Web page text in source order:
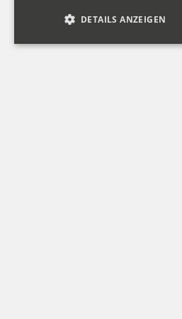
DETAILS ANZEIGEN